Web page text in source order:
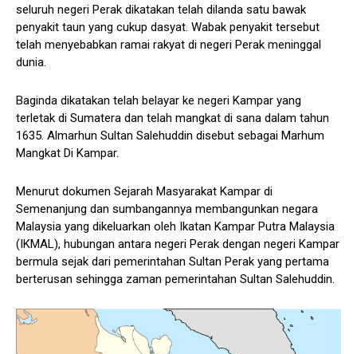
seluruh negeri Perak dikatakan telah dilanda satu bawak
penyakit taun yang cukup dasyat. Wabak penyakit tersebut
telah menyebabkan ramai rakyat di negeri Perak meninggal
dunia.
Baginda dikatakan telah belayar ke negeri Kampar yang
terletak di Sumatera dan telah mangkat di sana dalam tahun
1635. Almarhun Sultan Salehuddin disebut sebagai Marhum
Mangkat Di Kampar.
Menurut dokumen Sejarah Masyarakat Kampar di
Semenanjung dan sumbangannya membangunkan negara
Malaysia yang dikeluarkan oleh Ikatan Kampar Putra Malaysia
(IKMAL), hubungan antara negeri Perak dengan negeri Kampar
bermula sejak dari pemerintahan Sultan Perak yang pertama
berterusan sehingga zaman pemerintahan Sultan Salehuddin.